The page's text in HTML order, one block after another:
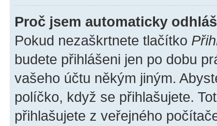
Proč jsem automaticky
Pokud nezaškrtnete tlačítko
budete přihlášeni jen po dobu
vašeho účtu někým jiným.
políčko, když se přihlašujete.
přihlašujete z veřejného